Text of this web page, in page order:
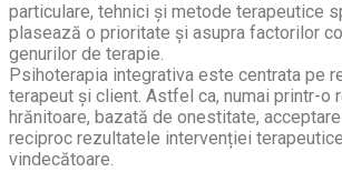
particulare, tehnici și metode terapeutice
plasează o prioritate și asupra factorilor
genurilor de terapie.
Psihoterapia integrativa este centrata pe
terapeut și client. Astfel ca, numai printr-o
hrănitoare, bazată de onestitate,
reciproc rezultatele intervenției
vindecătoare.